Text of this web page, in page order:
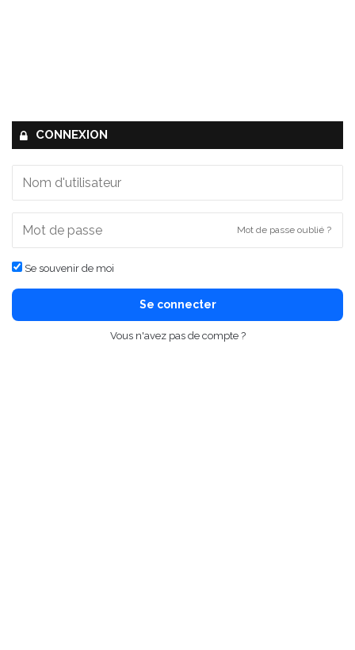
CONNEXION
Mot de passe oublié ?
Se souvenir de moi
Se connecter
Vous n'avez pas de compte ?